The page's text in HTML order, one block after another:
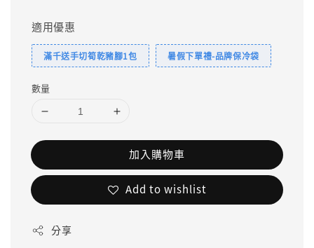
適用優惠
滿千送手切筍乾豬腳1包 暑假下單禮-品牌保冷袋
數量
加入購物車
Add to wishlist
分享